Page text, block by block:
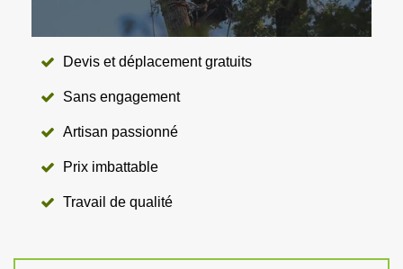
Devis et déplacement gratuits
Sans engagement
Artisan passionné
Prix imbattable
Travail de qualité